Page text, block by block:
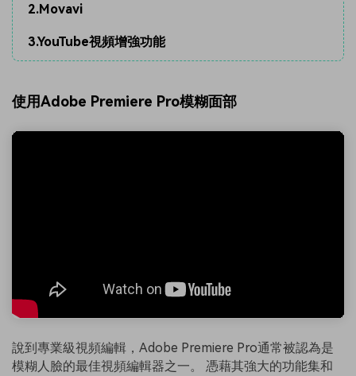
2.Movavi
3.YouTube視頻增強功能
使用Adobe Premiere Pro模糊面部
說到專業級視頻編輯，Adobe Premiere Pro通常被認為是
模糊人臉的最佳視頻編輯器之一。 憑藉其強大的功能集和